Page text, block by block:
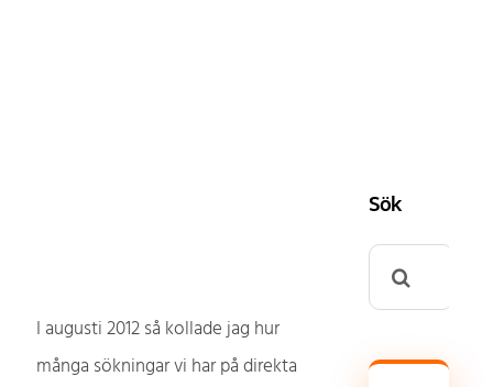
I augusti 2012 så kollade jag hur
många sökningar vi har på direkta
Sök
Search
for: